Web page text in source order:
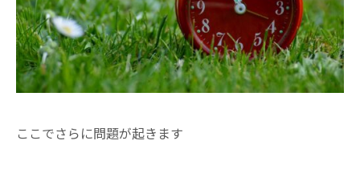
ここでさらに問題が起きます